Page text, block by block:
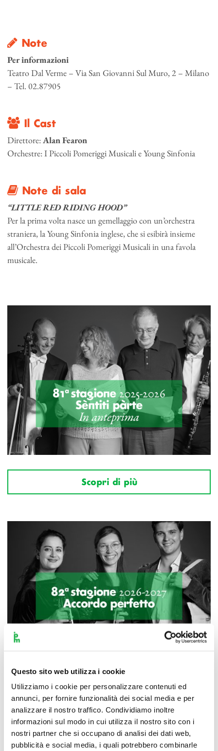
Questo sito web utilizza i cookie
Utilizziamo i cookie per personalizzare contenuti ed
annunci, per fornire funzionalità dei social media e per
analizzare il nostro traffico. Condividiamo inoltre
informazioni sul modo in cui utilizza il nostro sito con i
nostri partner che si occupano di analisi dei dati web,
pubblicità e social media, i quali potrebbero combinarle
Note
Per informazioni
Teatro Dal Verme – Via San Giovanni Sul Muro, 2 – Milano
– Tel. 02.87905
Il Cast
Direttore:Alan Fearon
Orchestre: I Piccoli Pomeriggi Musicali e Young Sinfonia
Note di sala
“LITTLE RED RIDING HOOD”
Per la prima volta nasce un gemellaggio con un’orchestra
straniera, la Young Sinfonia inglese, che si esibirà insieme
all’Orchestra dei Piccoli Pomeriggi Musicali in una favola
musicale.
Scopri di più
Scopri di più